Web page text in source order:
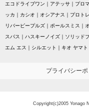
エコドライブワン
アテッサ プロ
ッカ
カシオ オシアナス プロト
リバーピープルズ
ポールスミス
スパス
ハスキーノイズ ソリッド
エム エス
シルエット キオ ヤマト
プライバシー
Copyright(c)2005 Yonago